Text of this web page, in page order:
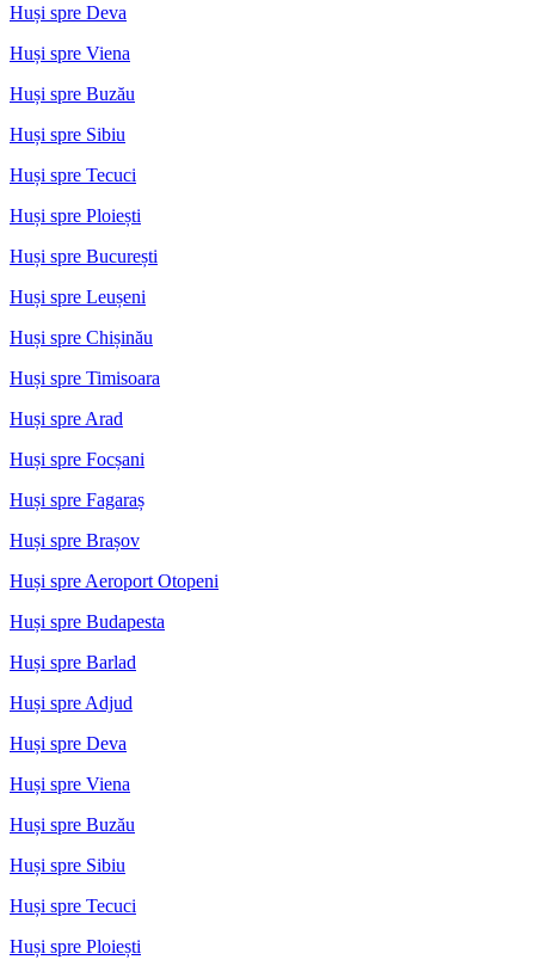
Huși spre Deva
Huși spre Viena
Huși spre Buzău
Huși spre Sibiu
Huși spre Tecuci
Huși spre Ploiești
Huși spre București
Huși spre Leușeni
Huși spre Chișinău
Huși spre Timisoara
Huși spre Arad
Huși spre Focșani
Huși spre Fagaraș
Huși spre Brașov
Huși spre Aeroport Otopeni
Huși spre Budapesta
Huși spre Barlad
Huși spre Adjud
Huși spre Deva
Huși spre Viena
Huși spre Buzău
Huși spre Sibiu
Huși spre Tecuci
Huși spre Ploiești